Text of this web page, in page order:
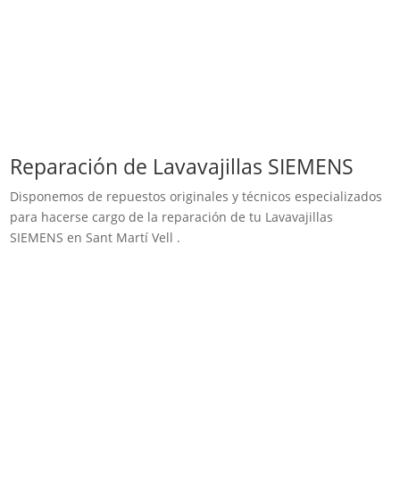
Reparación de Lavavajillas SIEMENS
Disponemos de repuestos originales y técnicos especializados
para hacerse cargo de la reparación de tu Lavavajillas
SIEMENS en Sant Martí Vell .